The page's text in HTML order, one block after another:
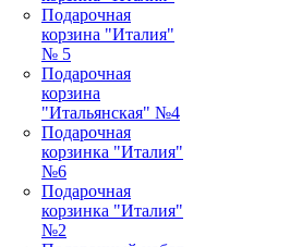
Подарочная
корзина "Италия"
№ 5
Подарочная
корзина
"Итальянская" №4
Подарочная
корзинка "Италия"
№6
Подарочная
корзинка "Италия"
№2